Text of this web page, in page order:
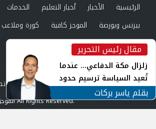
مقال رئيس التحرير
زلزال مكة الدفاعي... عندما
تُعيد السياسة ترسيم حدود
الأمن القومي العربي
بقلم ياسر بركات
الرئيسية الأخبار أخبار التعليم الخدمات
بيزنس وبورصة
الموجز كافية كورة وملاعب
صحة وجمال
عرب وعالم حوادث ومحاكم
العدد الورقي
من نحن
سياسة الخصوصية
©2024 الموجز All Rights Reserved.